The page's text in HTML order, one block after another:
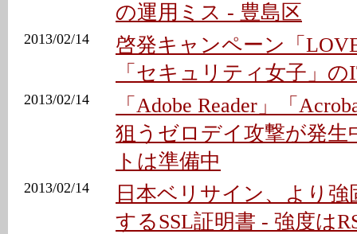
の運用ミス - 豊島区
2013/02/14
啓発キャンペーン「
「セキュリティ女子」
2013/02/14
「Adobe Reader」「
狙うゼロデイ攻撃が発生
トは準備中
2013/02/14
日本ベリサイン、より
するSSL証明書 - 強度は